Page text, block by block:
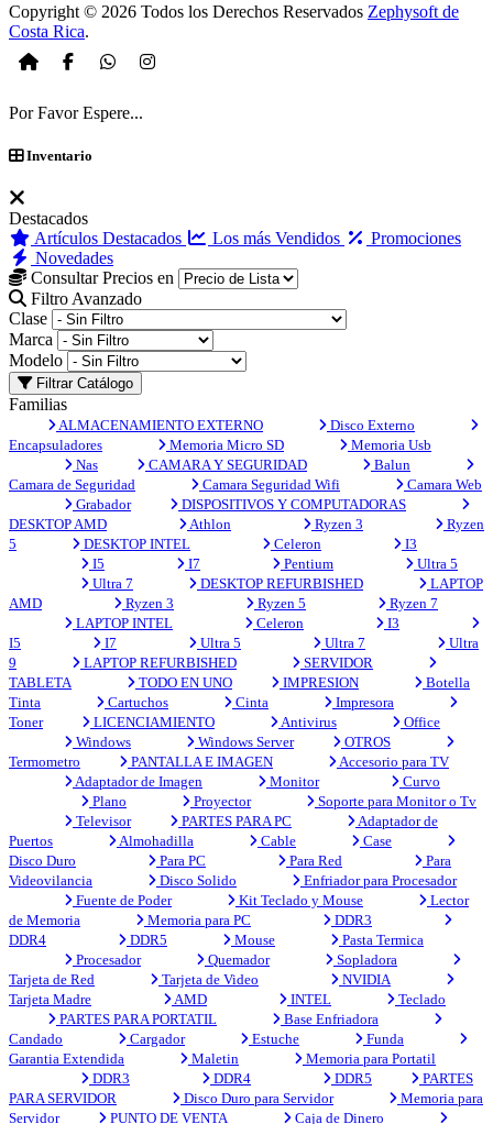
Copyright © 2026 Todos los Derechos Reservados Zephysoft de
Costa Rica.
Por Favor Espere...
Inventario
Destacados
Artículos Destacados
Los más Vendidos
Promociones
Novedades
Consultar Precios en
Filtro Avanzado
Clase
Marca
Modelo
Filtrar Catálogo
Familias
ALMACENAMIENTO EXTERNO
Disco Externo
Encapsuladores
Memoria Micro SD
Memoria Usb
Nas
CAMARA Y SEGURIDAD
Balun
Camara de Seguridad
Camara Seguridad Wifi
Camara Web
Grabador
DISPOSITIVOS Y COMPUTADORAS
DESKTOP AMD
Athlon Ryzen 3
Ryzen
5
DESKTOP INTEL Celeron
I3
I5
I7 Pentium
Ultra 5
Ultra 7
DESKTOP REFURBISHED
LAPTOP
AMD
Ryzen 3 Ryzen 5
Ryzen 7
LAPTOP INTEL
Celeron
I3
I5
I7 Ultra 5 Ultra 7
Ultra
9
LAPTOP REFURBISHED
SERVIDOR
TABLETA
TODO EN UNO IMPRESION
Botella
Tinta
Cartuchos Cinta
Impresora
Toner
LICENCIAMIENTO Antivirus
Office
Windows
Windows Server
OTROS
Termometro
PANTALLA E IMAGEN
Accesorio para TV
Adaptador de Imagen
Monitor
Curvo
Plano
Proyector
Soporte para Monitor o Tv
Televisor
PARTES PARA PC
Adaptador de
Puertos
Almohadilla Cable
Case
Disco Duro
Para PC Para Red
Para
Videovilancia
Disco Solido
Enfriador para Procesador
Fuente de Poder
Kit Teclado y Mouse
Lector
de Memoria
Memoria para PC
DDR3
DDR4
DDR5 Mouse
Pasta Termica
Procesador
Quemador
Sopladora
Tarjeta de Red
Tarjeta de Video
NVIDIA
Tarjeta Madre
AMD INTEL
Teclado
PARTES PARA PORTATIL
Base Enfriadora
Candado
Cargador Estuche
Funda
Garantia Extendida
Maletin
Memoria para Portatil
DDR3
DDR4 DDR5
PARTES
PARA SERVIDOR
Disco Duro para Servidor
Memoria para
Servidor
PUNTO DE VENTA Caja de Dinero